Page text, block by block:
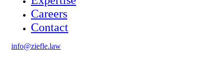
Careers
Contact
info@ziefle.law